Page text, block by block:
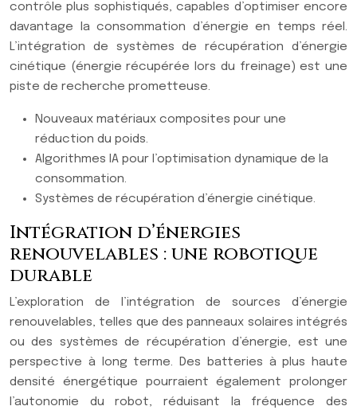
contrôle plus sophistiqués, capables d’optimiser encore
davantage la consommation d’énergie en temps réel.
L’intégration de systèmes de récupération d’énergie
cinétique (énergie récupérée lors du freinage) est une
piste de recherche prometteuse.
Nouveaux matériaux composites pour une
réduction du poids.
Algorithmes IA pour l’optimisation dynamique de la
consommation.
Systèmes de récupération d’énergie cinétique.
Intégration d’énergies
renouvelables : une robotique
durable
L’exploration de l’intégration de sources d’énergie
renouvelables, telles que des panneaux solaires intégrés
ou des systèmes de récupération d’énergie, est une
perspective à long terme. Des batteries à plus haute
densité énergétique pourraient également prolonger
l’autonomie du robot, réduisant la fréquence des